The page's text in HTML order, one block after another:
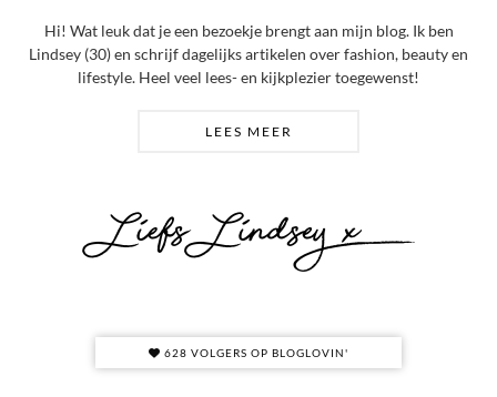
Hi! Wat leuk dat je een bezoekje brengt aan mijn blog. Ik ben
Lindsey (30) en schrijf dagelijks artikelen over fashion, beauty en
lifestyle. Heel veel lees- en kijkplezier toegewenst!
LEES MEER
628 VOLGERS OP BLOGLOVIN'